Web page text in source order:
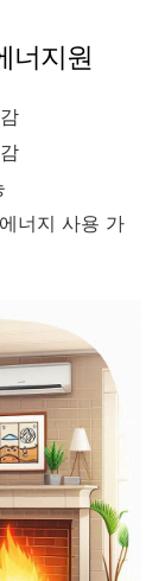
너지원
너지 사용 가